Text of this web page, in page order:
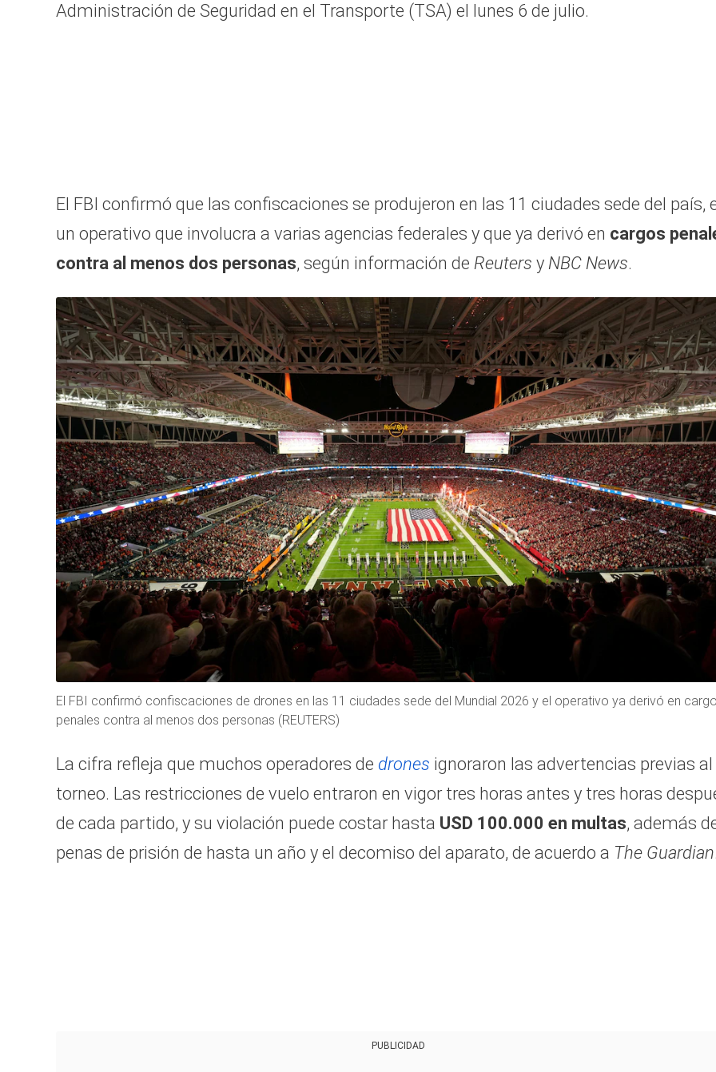
Administración de Seguridad en el Transporte (TSA) el lunes 6 de julio.
El FBI confirmó que las confiscaciones se produjeron en las 11 ciudades sede del país,
un operativo que involucra a varias agencias federales y que ya derivó en cargos
contra al menos dos personas, según información de Reuters y NBC News.
El FBI confirmó confiscaciones de drones en las 11 ciudades sede del Mundial 2026 y el operativo ya derivó en
penales contra al menos dos personas (REUTERS)
La cifra refleja que muchos operadores de drones ignoraron las advertencias previas al
torneo. Las restricciones de vuelo entraron en vigor tres horas antes y tres horas
de cada partido, y su violación puede costar hasta USD 100.000 en multas, además
penas de prisión de hasta un año y el decomiso del aparato, de acuerdo a The Guardian
PUBLICIDAD